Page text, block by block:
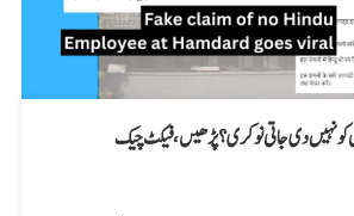
کو نہیں دی جاتی نوکری؟ پڑھیں، فیکٹ چیک